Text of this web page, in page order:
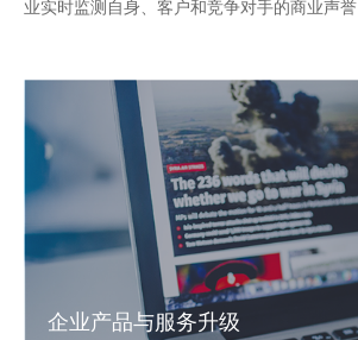
业实时监测自身、客户和竞争对手的商业声誉
企业产品与服务升级